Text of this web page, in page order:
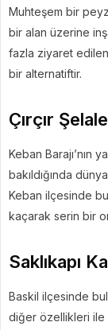
Muhteşem bir
bir alan üzerine
fazla ziyaret
bir alternatiftir.
Çırçır
Keban Barajı’nın
bakıldığında
Keban ilçesinde
kaçarak serin bir
Saklıkapı
Baskil ilçesinde
diğer özellikleri ile